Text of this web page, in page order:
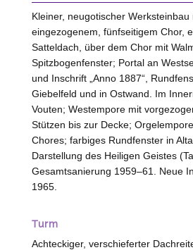
Kleiner, neugotischer Werksteinbau
eingezogenem, fünfseitigem Chor,
Satteldach, über dem Chor mit
Spitzbogenfenster; Portal an
und Inschrift „Anno 1887“,
Giebelfeld und in Ostwand. Im
Vouten; Westempore mit
Stützen bis zur Decke;
Chores; farbiges Rundfenster in
Darstellung des Heiligen Geistes
Gesamtsanierung 1959–61. Neue
1965.
Turm
Achteckiger, verschieferter